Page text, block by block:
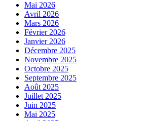
Mai 2026
Avril 2026
Mars 2026
Février 2026
Janvier 2026
Décembre 2025
Novembre 2025
Octobre 2025
Septembre 2025
Août 2025
Juillet 2025
Juin 2025
Mai 2025